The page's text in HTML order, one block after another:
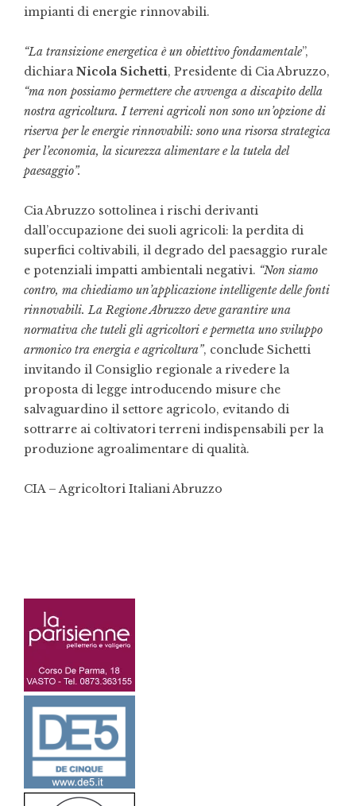
impianti di energie rinnovabili.
“La transizione energetica è un obiettivo fondamentale”,
dichiaraNicola Sichetti, Presidente di Cia Abruzzo,
“ma non possiamo permettere che avvenga a discapito della
nostra agricoltura. I terreni agricoli non sono un’opzione di
riserva per le energie rinnovabili: sono una risorsa strategica
per l’economia, la sicurezza alimentare e la tutela del
paesaggio”.
Cia Abruzzo sottolinea i rischi derivanti
dall’occupazione dei suoli agricoli: la perdita di
superfici coltivabili, il degrado del paesaggio rurale
e potenziali impatti ambientali negativi. “Non siamo
contro, ma chiediamo un’applicazione intelligente delle fonti
rinnovabili. La Regione Abruzzo deve garantire una
normativa che tuteli gli agricoltori e permetta uno sviluppo
armonico tra energia e agricoltura”, conclude Sichetti
invitando il Consiglio regionale a rivedere la
proposta di legge introducendo misure che
salvaguardino il settore agricolo, evitando di
sottrarre ai coltivatori terreni indispensabili per la
produzione agroalimentare di qualità.
CIA – Agricoltori Italiani Abruzzo